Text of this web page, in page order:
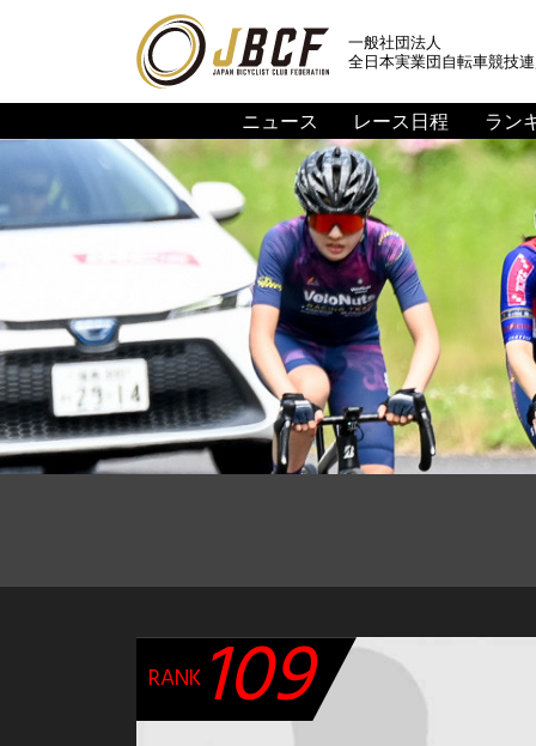
一般社団法人
全日本実業団自転車競技
ニュース レース日程 ラン
RANK109